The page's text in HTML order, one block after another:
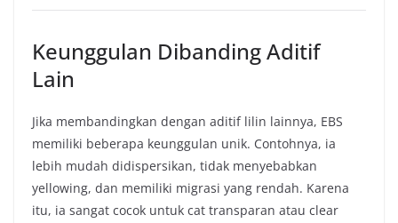
Keunggulan Dibanding Aditif
Lain
Jika membandingkan dengan aditif lilin lainnya, EBS
memiliki beberapa keunggulan unik. Contohnya, ia
lebih mudah didispersikan, tidak menyebabkan
yellowing, dan memiliki migrasi yang rendah. Karena
itu, ia sangat cocok untuk cat transparan atau clear